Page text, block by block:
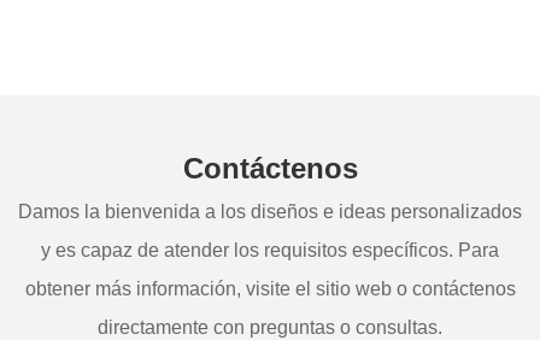
Contáctenos
Damos la bienvenida a los diseños e ideas personalizados
y es capaz de atender los requisitos específicos. Para
obtener más información, visite el sitio web o contáctenos
directamente con preguntas o consultas.